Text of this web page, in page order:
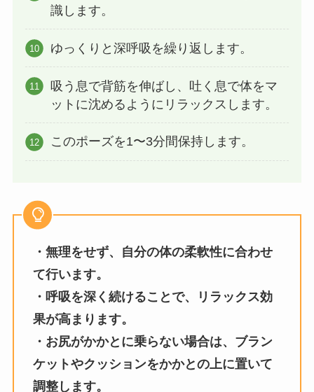
識します。
ゆっくりと深呼吸を繰り返します。
吸う息で背筋を伸ばし、吐く息で体をマ
ットに沈めるようにリラックスします。
このポーズを1〜3分間保持します。
・無理をせず、自分の体の柔軟性に合わせ
て行います。
・呼吸を深く続けることで、リラックス効
果が高まります。
・お尻がかかとに乗らない場合は、ブラン
ケットやクッションをかかとの上に置いて
調整します。